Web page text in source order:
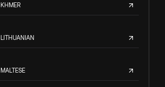
KHMER
LITHUANIAN
MALTESE